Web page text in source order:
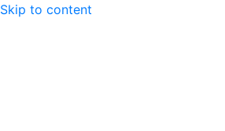
Skip to content